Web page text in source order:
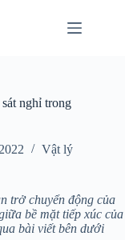
nghỉ trong
Vật lý
trở chuyển động của
bề mặt tiếp xúc của
bài viết bên dưới